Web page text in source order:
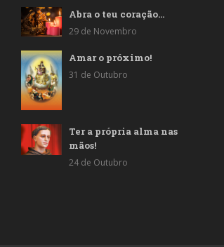
Abra o teu coração…
29 de Novembro
Amar o próximo!
31 de Outubro
Ter a própria alma nas
mãos!
24 de Outubro